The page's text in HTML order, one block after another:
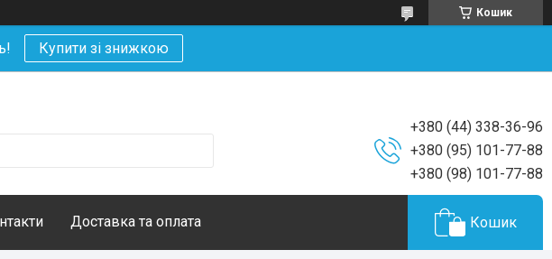
Кошик
Купити зі знижкою
+380 (44) 338-36-96
+380 (95) 101-77-88
+380 (98) 101-77-88
Доставка та оплата Кошик